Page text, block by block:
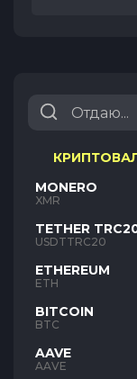
MONERO
XMR
TETHER
USDTTRC20
ETHEREUM
ETH
BITCOIN
BTC
AAVE
AAVE